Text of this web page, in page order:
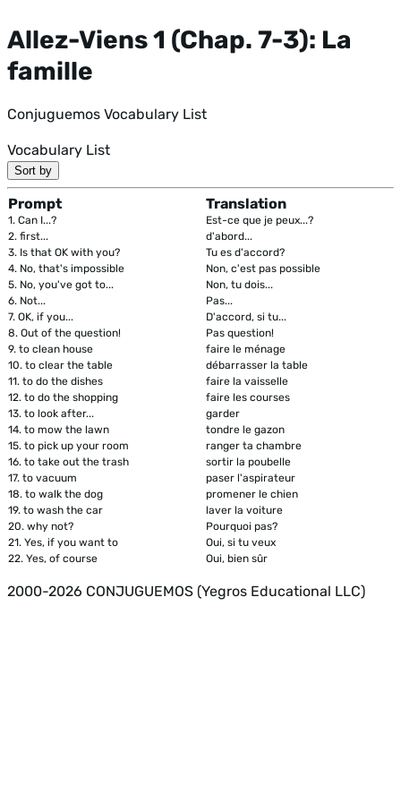
Allez-Viens 1 (Chap. 7-3): La
famille
Conjuguemos Vocabulary List
Vocabulary List
Sort by
Prompt Translation
1. Can I...?
Est-ce que je peux...?
2. first...
d'abord...
3. Is that OK with you?
Tu es d'accord?
4. No, that's impossible
Non, c'est pas possible
5. No, you've got to...
Non, tu dois...
6. Not...
Pas...
7. OK, if you...
D'accord, si tu...
8. Out of the question!
Pas question!
9. to clean house
faire le ménage
10. to clear the table
débarrasser la table
11. to do the dishes
faire la vaisselle
12. to do the shopping
faire les courses
13. to look after...
garder
14. to mow the lawn
tondre le gazon
15. to pick up your room
ranger ta chambre
16. to take out the trash
sortir la poubelle
17. to vacuum
paser l'aspirateur
18. to walk the dog
promener le chien
19. to wash the car
laver la voiture
20. why not?
Pourquoi pas?
21. Yes, if you want to
Oui, si tu veux
22. Yes, of course Oui, bien sûr
2000-2026 CONJUGUEMOS (Yegros Educational LLC)